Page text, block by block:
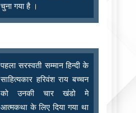
चुना गया है ।
पहला सरस्वती सम्मान हिन्दी के
साहित्यकार हरिवंश राय बच्चन
को उनकी चार खंडो मे
आत्मकथा के लिए दिया गया था